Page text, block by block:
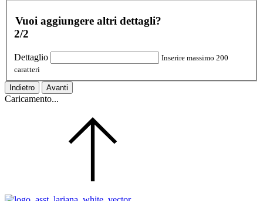
Vuoi aggiungere altri dettagli?
2/2
Dettaglio
Inserire massimo 200
caratteri
Indietro Avanti
Caricamento...